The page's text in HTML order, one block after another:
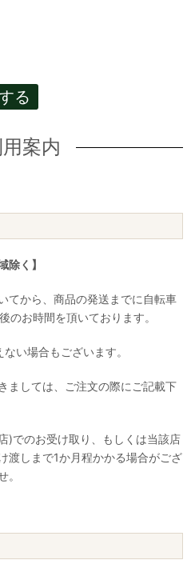
る
案内
除く】
てから、商品の発送までに自転車
のお時間を頂いております。
い場合もございます。
ましては、ご注文の際にご記載下
)でのお受け取り、もしくは当該店
渡しまで1か月程かかる場合がござ
。